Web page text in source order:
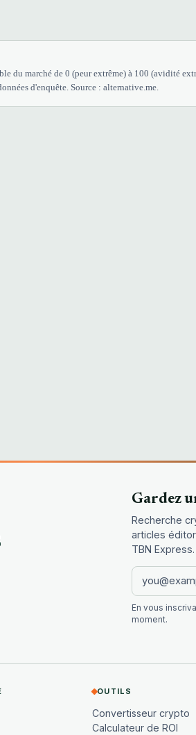
du marché de 0 (peur extrême) à 100 (avidité
d'enquête. Source : alternative.me.
Gardez
Recherche
articles
TBN Express.
En vous
moment.
OUTILS
Convertisseur crypto
Calculateur de ROI